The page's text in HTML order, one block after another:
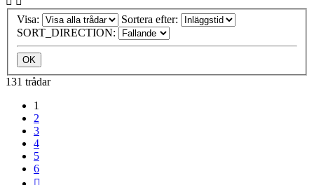
Visa:
Sortera efter:
SORT_DIRECTION:
131 trådar
1
2
3
4
5
6